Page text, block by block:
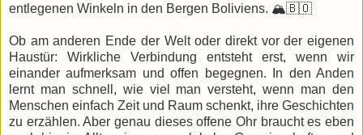
entlegenen Winkeln in den Bergen Boliviens. 🏔️🇧🇴
Ob am anderen Ende der Welt oder direkt vor der eigenen
Haustür: Wirkliche Verbindung entsteht erst, wenn wir
einander aufmerksam und offen begegnen. In den Anden
lernt man schnell, wie viel man versteht, wenn man den
Menschen einfach Zeit und Raum schenkt, ihre Geschichten
zu erzählen. Aber genau dieses offene Ohr braucht es eben